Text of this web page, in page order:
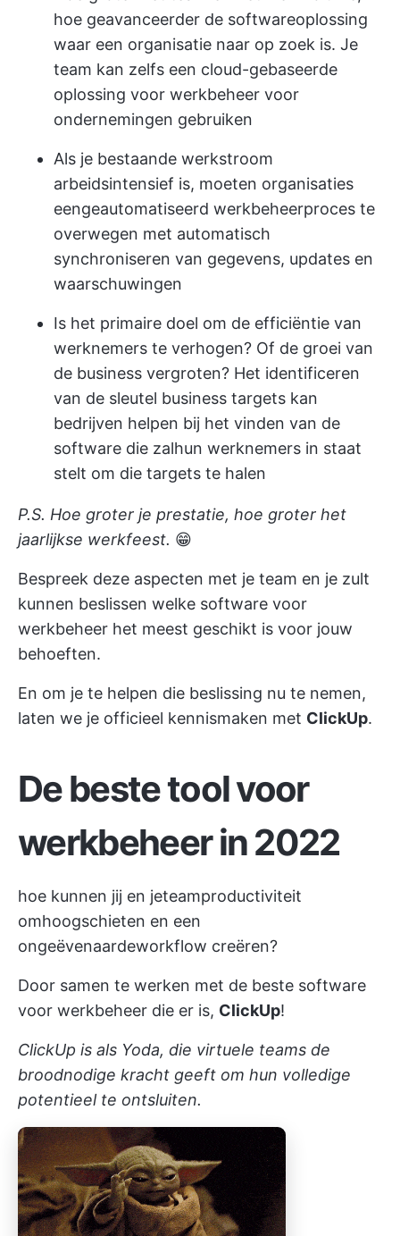
hoe geavanceerder de softwareoplossing
waar een organisatie naar op zoek is. Je
team kan zelfs een cloud-gebaseerde
oplossing voor werkbeheer voor
ondernemingen gebruiken
Als je bestaande werkstroom
arbeidsintensief is, moeten organisaties
eengeautomatiseerd werkbeheerproces te
overwegen met automatisch
synchroniseren van gegevens, updates en
waarschuwingen
Is het primaire doel om de efficiëntie van
werknemers te verhogen? Of de groei van
de business vergroten? Het identificeren
van de sleutel business targets kan
bedrijven helpen bij het vinden van de
software die zalhun werknemers in staat
stelt om die targets te halen
P.S. Hoe groter je prestatie, hoe groter het
jaarlijkse werkfeest. 😁
Bespreek deze aspecten met je team en je zult
kunnen beslissen welke software voor
werkbeheer het meest geschikt is voor jouw
behoeften.
En om je te helpen die beslissing nu te nemen,
laten we je officieel kennismaken met ClickUp.
De beste tool voor
werkbeheer in 2022
hoe kunnen jij en jeteamproductiviteit
omhoogschieten en een
ongeëvenaardeworkflow creëren?
Door samen te werken met de beste software
voor werkbeheer die er is, ClickUp!
ClickUp is als Yoda, die virtuele teams de
broodnodige kracht geeft om hun volledige
potentieel te ontsluiten.